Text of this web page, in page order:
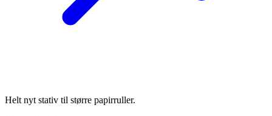
Helt nyt stativ til større papirruller.